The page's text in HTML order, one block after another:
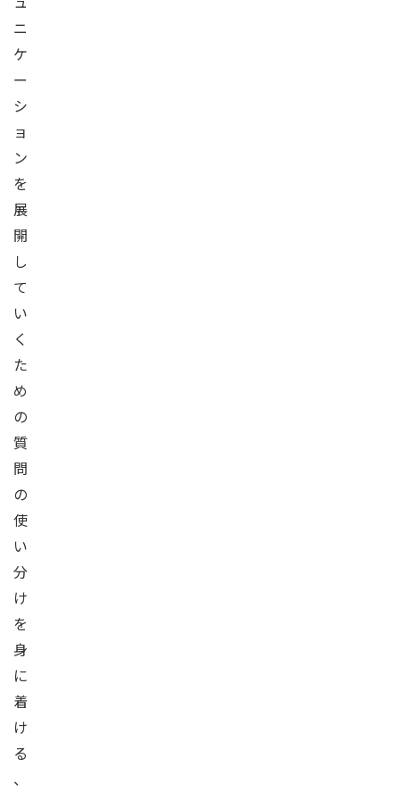
ニ
ケ
ー
シ
ョ
ン
を
展
開
し
て
い
く
た
め
の
質
問
の
使
い
分
け
を
身
に
着
け
る
、